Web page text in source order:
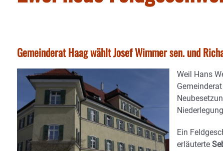
Gemeinderat Haag wählt Josef Wimmer sen. und
Weil Hans
Ein
erläuterte